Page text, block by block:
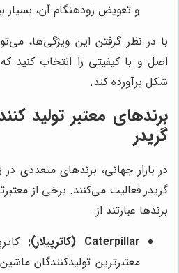
و تعویض زودهنگام آن، بسیار
با در نظر گرفتن این ویژگی‌ها،
اصل و با کیفیتی را انتخاب کنید
شکل برآورده کند.
برندهای معتبر تولید
گریدر
در بازار جهانی، برندهای متعددی
گریدر فعالیت می‌کنند. برخی از
برندها عبارتند از:
Caterpillar (کاترپیلار):
معتبرترین تولیدکنندگان